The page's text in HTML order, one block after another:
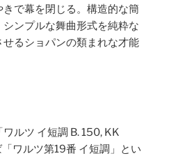
で幕を閉じる。構造的な簡
ンプルな舞曲形式を純粋な
るショパンの類まれな才能
ルツ イ短調 B. 150, KK
ワルツ第19番 イ短調」とい